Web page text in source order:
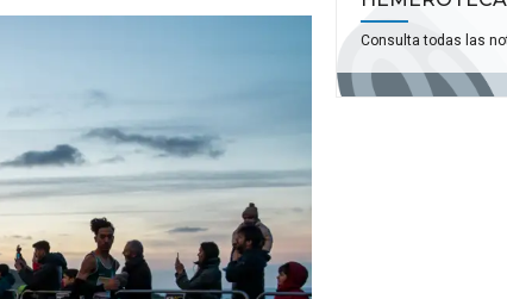
Consulta todas las